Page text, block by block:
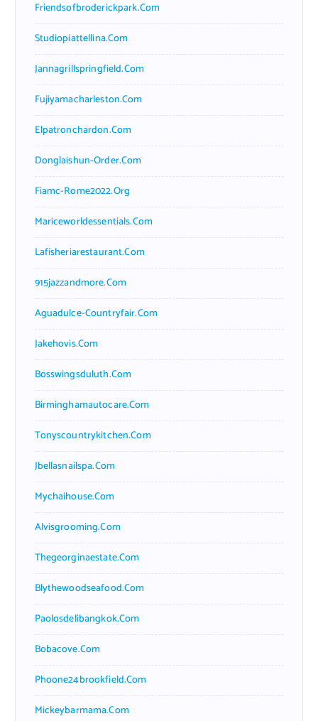
Friendsofbroderickpark.com
Studiopiattellina.com
Jannagrillspringfield.com
Fujiyamacharleston.com
Elpatronchardon.com
Donglaishun-Order.com
Fiamc-Rome2022.org
Mariceworldessentials.com
Lafisheriarestaurant.com
915jazzandmore.com
Aguadulce-Countryfair.com
Jakehovis.com
Bosswingsduluth.com
Birminghamautocare.com
Tonyscountrykitchen.com
Jbellasnailspa.com
Mychaihouse.com
Alvisgrooming.com
Thegeorginaestate.com
Blythewoodseafood.com
Paolosdelibangkok.com
Bobacove.com
Phoone24brookfield.com
Mickeybarmama.com